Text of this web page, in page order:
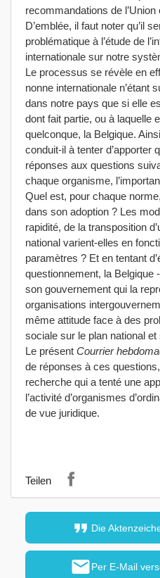
format_quote Die
mailPer E-Mail
recommandations de l’Union
D’emblée, il faut noter qu’il
problématique à l’étude de
internationale sur notre
Le processus se révèle en
nonne internationale n’étant
dans notre pays que si elle
dont fait partie, ou à laquelle
quelconque, la Belgique.
conduit-il à tenter d’apporter
réponses aux questions
chaque organisme,
Quel est, pour chaque
dans son adoption ? Les
rapidité, de la transposition
national varient-elles en
paramètres ? Et en tentant
questionnement, la Belgique
son gouvernement qui la
organisations
même attitude face à des
sociale sur le plan national
Le présent Courrier
de réponses à ces
recherche qui a tenté une
l’activité d’organismes
de vue juridique.
Teilen